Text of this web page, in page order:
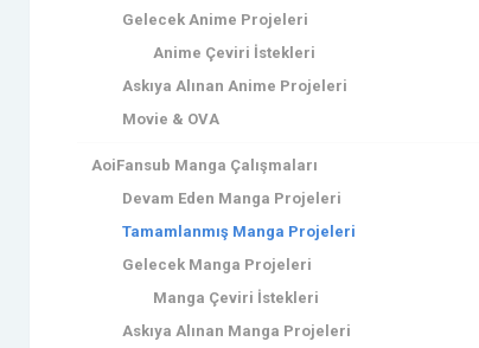
Gelecek Anime Projeleri
Anime Çeviri İstekleri
Askıya Alınan Anime Projeleri
Movie & OVA
AoiFansub Manga Çalışmaları
Devam Eden Manga Projeleri
Tamamlanmış Manga Projeleri
Gelecek Manga Projeleri
Manga Çeviri İstekleri
Askıya Alınan Manga Projeleri